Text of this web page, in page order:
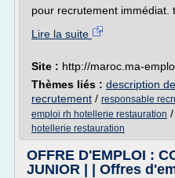
pour recrutement immédiat.
Lire la suite
Site : http://maroc.ma-
Thèmes liés : description
recrutement / responsable
emploi rh hotellerie restauration /
hotellerie restauration
OFFRE D'EMPLOI :
JUNIOR | | Offres